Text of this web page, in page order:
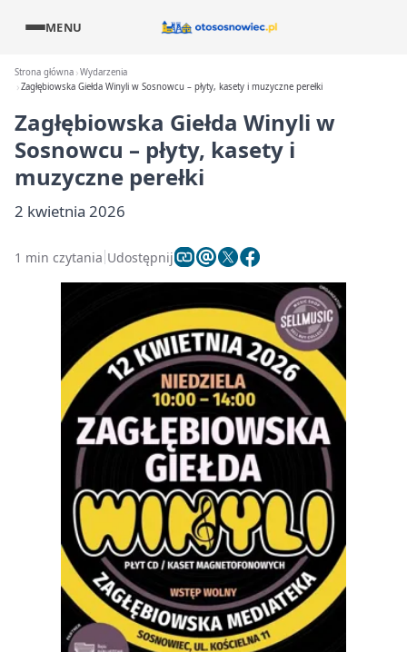
MENU
Strona główna Wydarzenia
Zagłębiowska Giełda Winyli w Sosnowcu – płyty, kasety i muzyczne perełki
Zagłębiowska Giełda Winyli w
Sosnowcu – płyty, kasety i
muzyczne perełki
2 kwietnia 2026
1 min czytania Udostępnij